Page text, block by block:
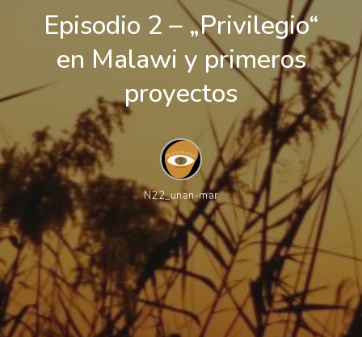
Episodio 2 – „Privilegio“
en Malawi y primeros
proyectos
N22_unan-mar